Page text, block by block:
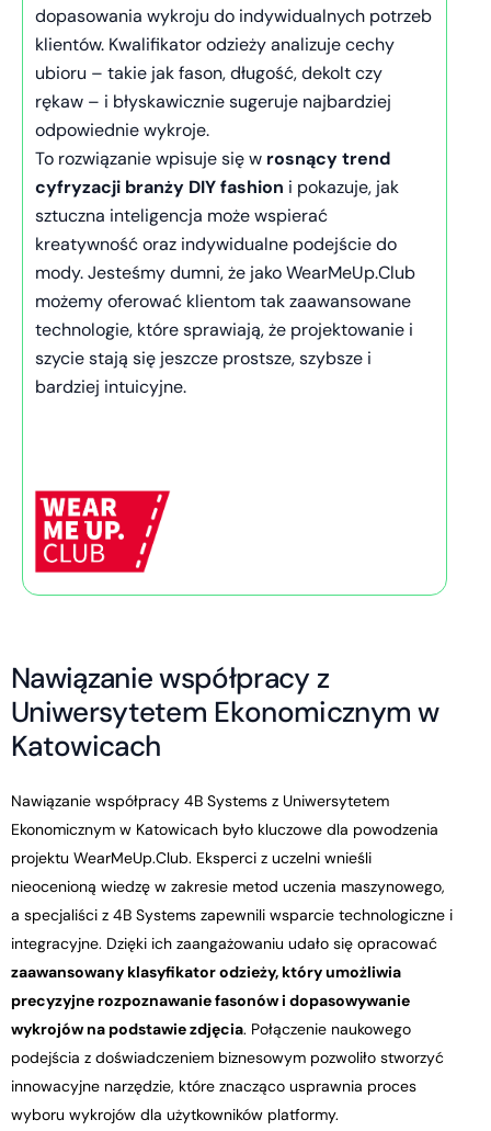
dopasowania wykroju do indywidualnych potrzeb
klientów. Kwalifikator odzieży analizuje cechy
ubioru – takie jak fason, długość, dekolt czy
rękaw – i błyskawicznie sugeruje najbardziej
odpowiednie wykroje.
To rozwiązanie wpisuje się w rosnący trend
cyfryzacji branży DIY fashion i pokazuje, jak
sztuczna inteligencja może wspierać
kreatywność oraz indywidualne podejście do
mody. Jesteśmy dumni, że jako WearMeUp.Club
możemy oferować klientom tak zaawansowane
technologie, które sprawiają, że projektowanie i
szycie stają się jeszcze prostsze, szybsze i
bardziej intuicyjne.
Nawiązaniewspółpracy z
Uniwersytetem Ekonomicznym w
Katowicach
Nawiązanie współpracy 4B Systems z Uniwersytetem
Ekonomicznym w Katowicach było kluczowe dla powodzenia
projektu WearMeUp.Club. Eksperci z uczelni wnieśli
nieocenioną wiedzę w zakresie metod uczenia maszynowego,
a specjaliści z 4B Systems zapewnili wsparcie technologiczne i
integracyjne. Dzięki ich zaangażowaniu udało się opracować
zaawansowany klasyfikator odzieży, który umożliwia
precyzyjne rozpoznawanie fasonów i dopasowywanie
wykrojów na podstawie zdjęcia. Połączenie naukowego
podejścia z doświadczeniem biznesowym pozwoliło stworzyć
innowacyjne narzędzie, które znacząco usprawnia proces
wyboru wykrojów dla użytkowników platformy.